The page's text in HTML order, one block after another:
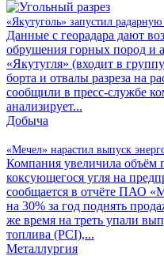
«Якутуголь» запустил
Данные с георадара дают
обрушения горных пород и
«Якутугля» (входит в
борта и отвалы разреза на
сообщили в пресс-службе
анализирует...
Добыча
«Мечел» нарастил выпуск
Компания увеличила объём
коксующегося угля на
сообщается в отчёте ПАО
на 30% за год поднять
же время на треть упали
топлива (PCI),...
Металлургия